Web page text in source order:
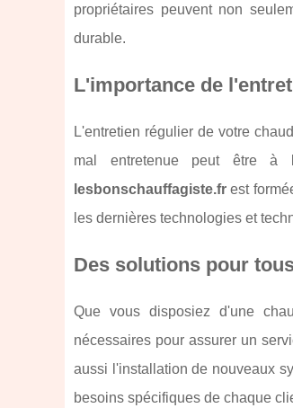
propriétaires peuvent non
durable.
L'importance de
L'entretien régulier de votre
mal entretenue peut être à
lesbonschauffagiste.fr est
les dernières technologies et
Des solutions pour
Que vous disposiez d'une
nécessaires pour assurer un
aussi l'installation de nouveaux
besoins spécifiques de chaque